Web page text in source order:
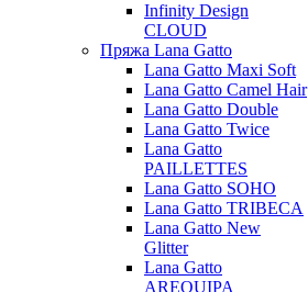
Infinity Design
CLOUD
Пряжа Lana Gatto
Lana Gatto Maxi Soft
Lana Gatto Camel Hair
Lana Gatto Double
Lana Gatto Twice
Lana Gatto
PAILLETTES
Lana Gatto SOHO
Lana Gatto TRIBECA
Lana Gatto New
Glitter
Lana Gatto
AREQUIPA